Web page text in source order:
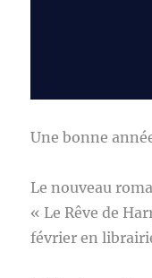
Une bonne
Le nouveau
« Le Rêve de
février en